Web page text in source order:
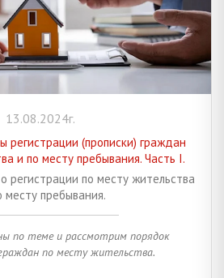
13.08.2024г.
регистрации (прописки) граждан
и по месту пребывания. Часть I.
по месту жительства
месту пребывания.
по теме и рассмотрим порядок
по месту жительства.